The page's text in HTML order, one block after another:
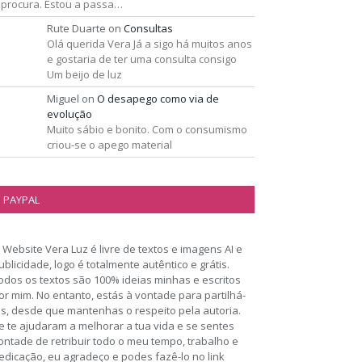
Estou a passa…
Rute Duarte on Consultas
Olá querida Vera Já a sigo há muitos anos
e gostaria de ter uma consulta consigo
Um beijo de luz
Miguel on O desapego como via de
evolução
Muito sábio e bonito. Com o consumismo
criou-se o apego material
PAYPAL
Website Vera Luz é livre de textos e imagens AI e
logo é totalmente autêntico e grátis.
os textos são 100% ideias minhas e escritos
mim. No entanto, estás à vontade para partilhá-
desde que mantenhas o respeito pela autoria.
te ajudaram a melhorar a tua vida e se sentes
de retribuir todo o meu tempo, trabalho e
eu agradeço e podes fazê-lo no link